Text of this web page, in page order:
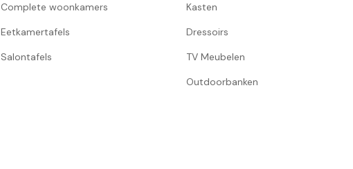
Complete woonkamers
Eetkamertafels
Salontafels
Kasten
Dressoirs
TV Meubelen
Outdoorbanken